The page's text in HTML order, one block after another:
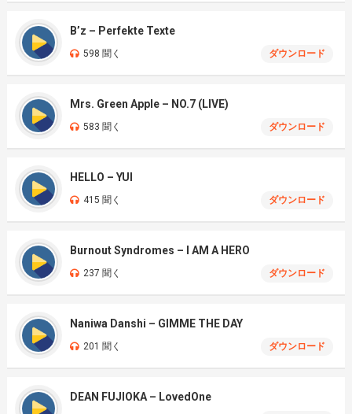
B’z – Perfekte Texte
598 聞く ダウンロード
Mrs. Green Apple – NO.7 (LIVE)
583 聞く ダウンロード
HELLO – YUI
415 聞く ダウンロード
Burnout Syndromes – I AM A HERO
237 聞く ダウンロード
Naniwa Danshi – GIMME THE DAY
201 聞く ダウンロード
DEAN FUJIOKA – LovedOne